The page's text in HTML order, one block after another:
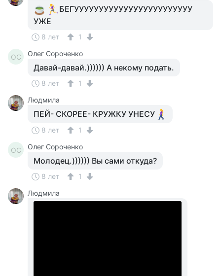
БЕГУУУУУУУУУУУУУУУУУУУУУУУУ
УЖЕ
8 лет 1
ОС Олег Сороченко
Давай-давай.)))))) А некому подать.
8 лет
1
Людмила
ПЕЙ- СКОРЕЕ- КРУЖКУ УНЕСУ
8 лет 1
ОС Олег Сороченко
Молодец.)))))) Вы сами откуда?
8 лет
1
Людмила